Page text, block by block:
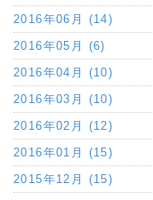
2016年06月 (14)
2016年05月 (6)
2016年04月 (10)
2016年03月 (10)
2016年02月 (12)
2016年01月 (15)
2015年12月 (15)